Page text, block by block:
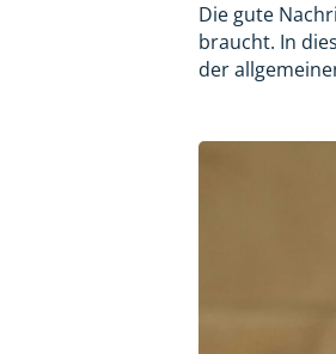
Die gute
braucht. In
der